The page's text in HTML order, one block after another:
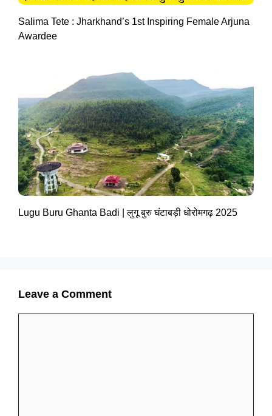
Salima Tete : Jharkhand’s 1st Inspiring Female Arjuna
Awardee
Lugu Buru Ghanta Badi | लुगू बुरु घंटाबड़ी धोरोमगढ़ 2025
Leave a Comment